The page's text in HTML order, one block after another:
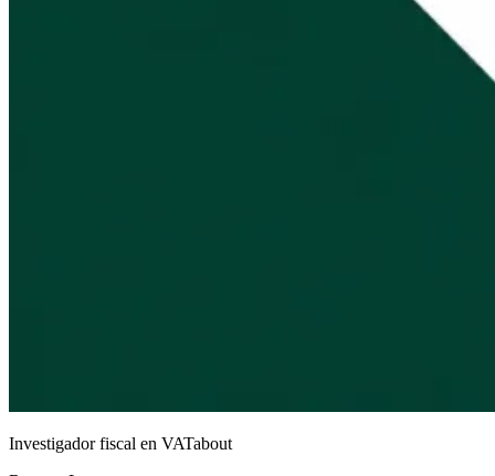
Investigador fiscal en VATabout